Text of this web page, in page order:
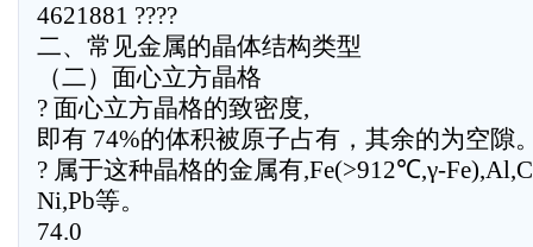
4621881 ????
二、常见金属的晶体结构类型
（二）面心立方晶格
? 面心立方晶格的致密度,
即有 74%的体积被原子占有，其余的为空隙
? 属于这种晶格的金属有,Fe(>912℃,γ-
Ni,Pb等。
74.0